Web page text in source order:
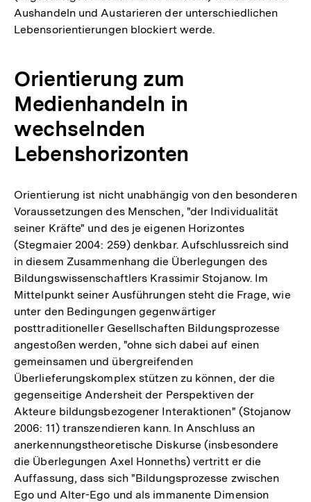
Aushandeln und Austarieren der unterschiedlichen
Lebensorientierungen blockiert werde.
Orientierung zum
Medienhandeln in
wechselnden
Lebenshorizonten
Orientierung ist nicht unabhängig von den besonderen
Voraussetzungen des Menschen, "der Individualität
seiner Kräfte" und des je eigenen Horizontes
(Stegmaier 2004: 259) denkbar. Aufschlussreich sind
in diesem Zusammenhang die Überlegungen des
Bildungswissenschaftlers Krassimir Stojanow. Im
Mittelpunkt seiner Ausführungen steht die Frage, wie
unter den Bedingungen gegenwärtiger
posttraditioneller Gesellschaften Bildungsprozesse
angestoßen werden, "ohne sich dabei auf einen
gemeinsamen und übergreifenden
Überlieferungskomplex stützen zu können, der die
gegenseitige Andersheit der Perspektiven der
Akteure bildungsbezogener Interaktionen" (Stojanow
2006: 11) transzendieren kann. In Anschluss an
anerkennungstheoretische Diskurse (insbesondere
die Überlegungen Axel Honneths) vertritt er die
Auffassung, dass sich "Bildungsprozesse zwischen
Ego und Alter-Ego und als immanente Dimension